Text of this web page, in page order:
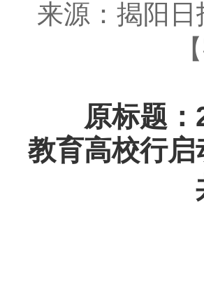
来源：揭阳日
原标题：
教育高校行启